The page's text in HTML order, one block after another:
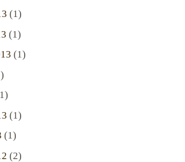
(1)
(1)
(1)
(1)
(1)
(2)